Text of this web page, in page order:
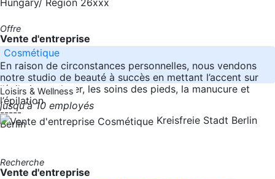
Hungary/ Region 26xxx
Offre
Vente d'entreprise
Cosmétique
En raison de circonstances personnelles, nous vendons
notre studio de beauté à succès en mettant l’accent sur
l’épilation au laser, les soins des pieds, la manucure et
l’épilation
-----
Berlin
Loisirs & Wellness
jusqu'à 10 employés
Kreisfreie Stadt Berlin
Recherche
Vente d'entreprise